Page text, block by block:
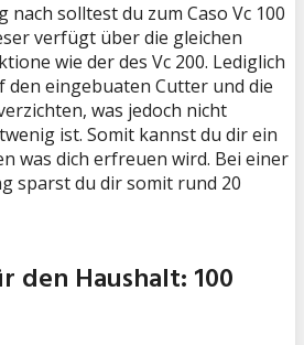
solltest du zum Caso Vc 100
verfügt über die gleichen
wie der des Vc 200. Lediglich
den eingebuaten Cutter und die
was jedoch nicht
ist. Somit kannst du dir ein
was dich erfreuen wird. Bei einer
sparst du dir somit rund 20
den Haushalt: 100